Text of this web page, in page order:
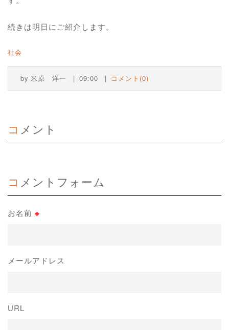
続きは明日にご紹介します。
社会
by 米原 洋一 09:00 コメント(0)
コメント
コメントフォーム
お名前 ※
メールアドレス
URL